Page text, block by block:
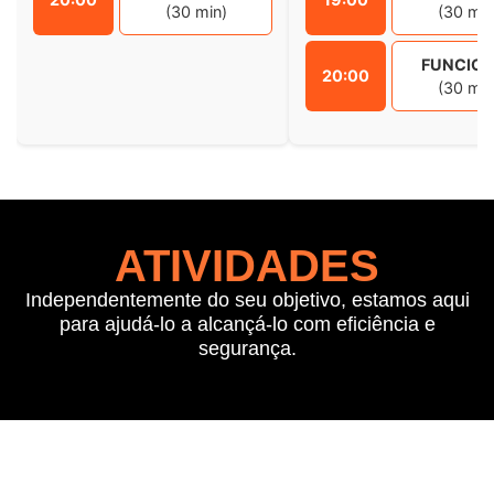
(30 min)
(30
20:00
(30
ATIVIDADES
Independentemente do seu objetivo, estamos aqui
para ajudá-lo a alcançá-lo com eficiência e
segurança.